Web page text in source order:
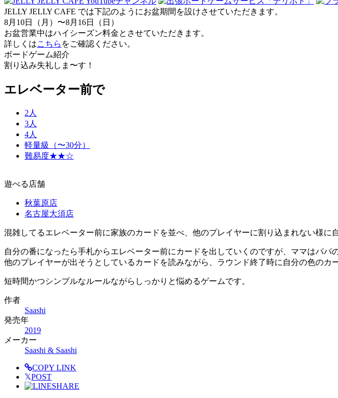
JELLY JELLY CAFE では下記のようにお盆期間を設けさせていただきます。
8月10日（月）〜8月16日（日）
お盆営業中はハイシーズン料金とさせていただきます。
詳しくはこちら をご確認ください。
ボードゲーム紹介
割り込み失礼しま〜す！
エレベーター前で
2人
3人
4人
軽量級（〜30分）
難易度★★☆
遊べる店舗
秋葉原店
名古屋大須店
混雑してるエレベーター前に家族のカードを並べ、他のプレイヤーに割り込まれない様に
自分の番になったら手札からエレベーター前にカードを出していくのですが、ママはパ
他のプレイヤーが出そうとしているカードを読みながら、ラウンド終了時に自分の色のカ
短時間かつシンプルなルールながらしっかりと悩めるゲームです。
作者
Saashi
発売年
2019
メーカー
Saashi & Saashi
COPY LINK
𝕏POST
SHARE